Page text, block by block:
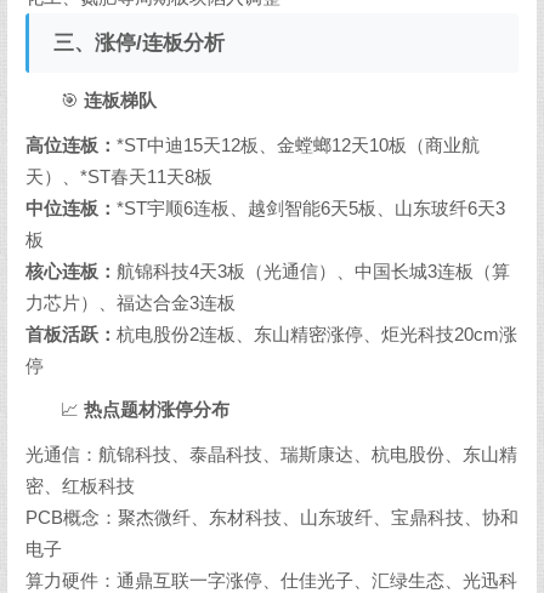
三、涨停/连板分析
🎯连板梯队
高位连板： *ST中迪15天12板、金螳螂12天10板（商业航
天）、*ST春天11天8板
中位连板： *ST宇顺6连板、越剑智能6天5板、山东玻纤6天3
板
核心连板： 航锦科技4天3板（光通信）、中国长城3连板（算
力芯片）、福达合金3连板
首板活跃： 杭电股份2连板、东山精密涨停、炬光科技20cm涨
停
📈热点题材涨停分布
光通信：航锦科技、泰晶科技、瑞斯康达、杭电股份、东山精
密、红板科技
PCB概念：聚杰微纤、东材科技、山东玻纤、宝鼎科技、协和
电子
算力硬件：通鼎互联一字涨停、仕佳光子、汇绿生态、光迅科